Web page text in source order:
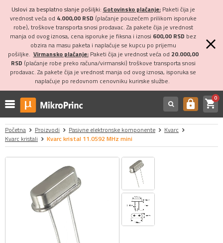
Uslovi za besplatno slanje pošiljki: Gotovinsko plaćanje:Paketi čija je
vrednost veća od 4.000,00 RSD (plaćanje pouzećem prilikom isporuke
robe), troškove transporta snosi prodavac. Za pakete čija je vrednost
manja od ovog iznosa, cena isporuke je fiksna i iznosi 600,00 RSD bez
obzira na masu paketa i naplaćuje se kupcu po prijemu
pošiljke. Virmansko plaćanje:Paketi čija je vrednost veća od 20.000,00
RSD (plaćanje robe preko računa/virmanski) troškove transporta snosi
prodavac. Za pakete čija je vrednost manja od ovog iznosa, isporuka se
naplaćuje po redovnom cenovniku kurirske službe.
https shopping_cart0
Početna Proizvodi Pasivne elektronske komponente
Kvarc
Kvarc kristali
Kvarc kristal 11.0592 MHz mini